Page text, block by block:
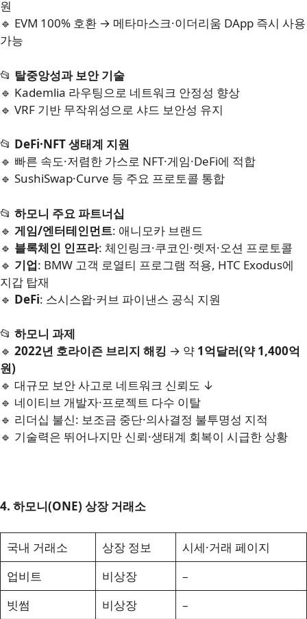
원
🔹 EVM 100% 호환 → 메타마스크·이더리움 DApp 즉시 사용
가능
📂 탈중앙성과 보안 기술
🔹 Kademlia 라우팅으로 네트워크 안정성 향상
🔹 VRF 기반 무작위성으로 샤드 보안성 유지
📂 DeFi·NFT 생태계 지원
🔹 빠른 속도·저렴한 가스로 NFT·게임·DeFi에 적합
🔹 SushiSwap·Curve 등 주요 프로토콜 통합
📂 하모니 주요 파트너십
🔹 게임/엔터테인먼트: 애니모카 브랜드
🔹 블록체인 인프라: 체인링크·쿠코인·렛저·오션 프로토콜
🔹 기업: BMW 고객 로열티 프로그램 적용, HTC Exodus에
지갑 탑재
🔹 DeFi: 스시스왑·커브 파이낸스 공식 지원
📂 하모니 과제
🔹 2022년 호라이즌 브리지 해킹 → 약 1억달러(약 1,400억
원)
🔹 대규모 보안 사고로 네트워크 신뢰도 ↓
🔹 네이티브 개발자·프로젝트 다수 이탈
🔹 리더십 불신: 보조금 중단·의사결정 불투명성 지적
🔹 기술력은 뛰어나지만 신뢰·생태계 회복이 시급한 상황
4. 하모니(ONE) 상장 거래소
국내 거래소 상장 정보
시세·거래 페이지
업비트
비상장
–
빗썸
비상장
–